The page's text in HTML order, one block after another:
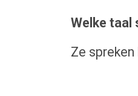
Welke taal
Ze